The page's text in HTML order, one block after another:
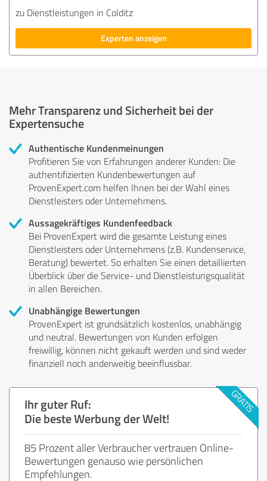
zu Dienstleistungen in Colditz
Experten anzeigen
Mehr Transparenz und Sicherheit bei der
Expertensuche
Authentische Kundenmeinungen
Profitieren Sie von Erfahrungen anderer Kunden: Die
authentifizierten Kundenbewertungen auf
ProvenExpert.com helfen Ihnen bei der Wahl eines
Dienstleisters oder Unternehmens.
Aussagekräftiges Kundenfeedback
Bei ProvenExpert wird die gesamte Leistung eines
Dienstleisters oder Unternehmens (z.B. Kundenservice,
Beratung) bewertet. So erhalten Sie einen detaillierten
Überblick über die Service- und Dienstleistungsqualität
in allen Bereichen.
Unabhängige Bewertungen
ProvenExpert ist grundsätzlich kostenlos, unabhängig
und neutral. Bewertungen von Kunden erfolgen
freiwillig, können nicht gekauft werden und sind weder
finanziell noch anderweitig beeinflussbar.
Ihr guter Ruf:
Die beste Werbung der Welt!
85 Prozent aller Verbraucher vertrauen Online-
Bewertungen genauso wie persönlichen
Empfehlungen.